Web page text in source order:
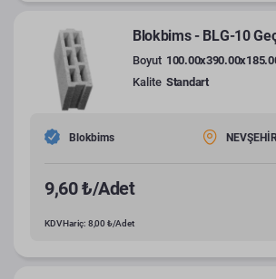
Blokbims - BLG-10
Boyut
Kalite Standart
Blokbims
9,60 ₺/Adet
KDV Hariç: 8,00 ₺/Adet